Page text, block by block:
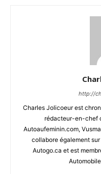
http://
Charles Jolicoeur est
rédacteur-en-chef
Autoaufeminin.com,
collabore également
Autogo.ca et est